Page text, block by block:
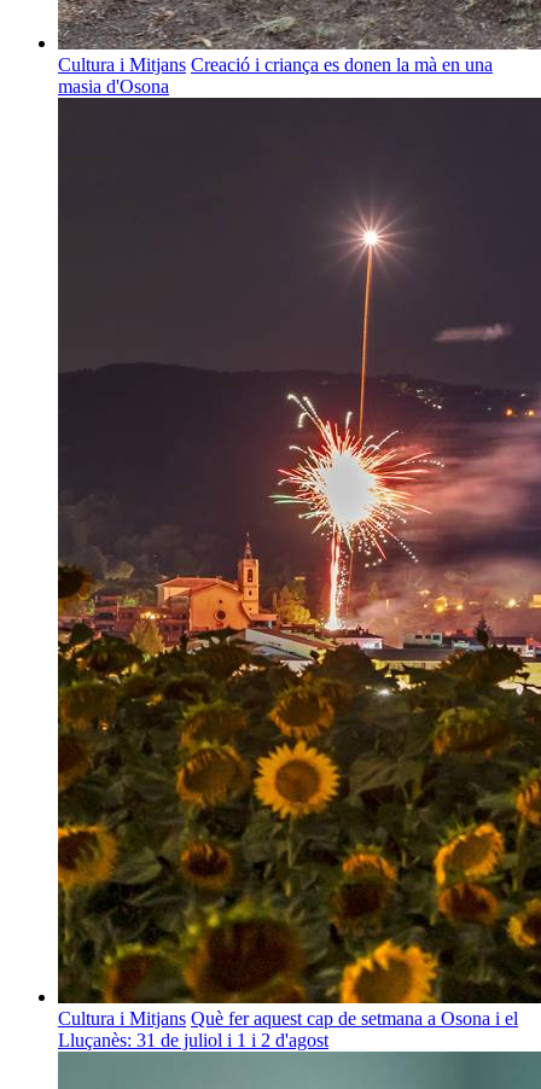
Cultura i Mitjans Creació i criança es donen la mà en una
masia d'Osona
Cultura i Mitjans Què fer aquest cap de setmana a Osona i el
Lluçanès: 31 de juliol i 1 i 2 d'agost